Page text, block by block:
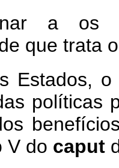
a os
que trata
Estados,
políticas
V do caput